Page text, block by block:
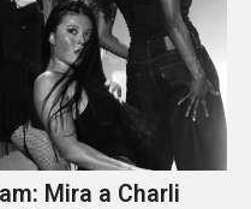
Mira a Charli